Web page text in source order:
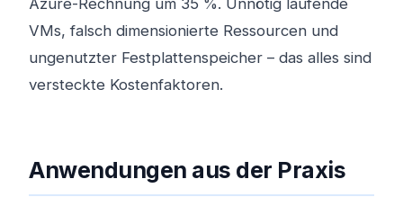
Azure-Rechnung um 35 %. Unnötig laufende
VMs, falsch dimensionierte Ressourcen und
ungenutzter Festplattenspeicher – das alles sind
versteckte Kostenfaktoren.
Anwendungen aus der Praxis